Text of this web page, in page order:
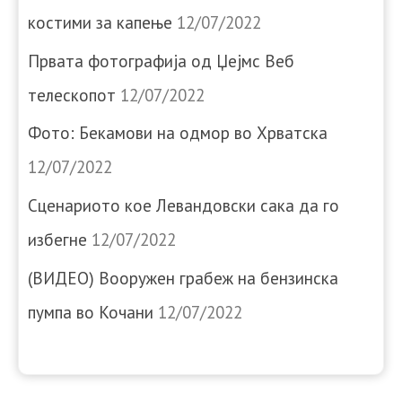
костими за капење 12/07/2022
Првата фотографија од Џејмс Веб
телескопот 12/07/2022
Фото: Бекамови на одмор во Хрватска
12/07/2022
Сценариото кое Левандовски сака да го
избегне 12/07/2022
(ВИДЕО) Вооружен грабеж на бензинска
пумпа во Кочани 12/07/2022